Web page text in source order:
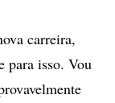
carreira,
para isso. Vou